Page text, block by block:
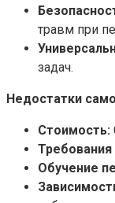
травм при
задач.
Недостатки
Стоимость:
Обучение